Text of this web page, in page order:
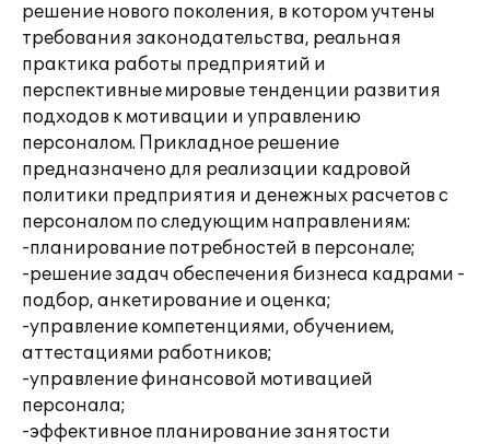
решение нового поколения, в котором учтены
требования законодательства, реальная
практика работы предприятий и
перспективные мировые тенденции развития
подходов к мотивации и управлению
персоналом. Прикладное решение
предназначено для реализации кадровой
политики предприятия и денежных расчетов с
персоналом по следующим направлениям:
-планирование потребностей в персонале;
-решение задач обеспечения бизнеса кадрами -
подбор, анкетирование и оценка;
-управление компетенциями, обучением,
аттестациями работников;
-управление финансовой мотивацией
персонала;
-эффективное планирование занятости